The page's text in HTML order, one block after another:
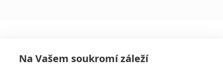
Na Vašem soukromí záleží